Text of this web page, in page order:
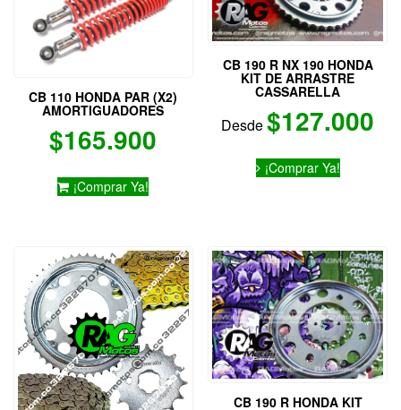
CB 110 HONDA PAR (X2)
AMORTIGUADORES
$165.900
¡Comprar Ya!
CB 190 R NX 190 HONDA
KIT DE ARRASTRE
CASSARELLA
Desde$127.000
¡Comprar Ya!producto
opciones
se
pueden
elegir
en
la
página
producto
CB 190 R HONDA KIT